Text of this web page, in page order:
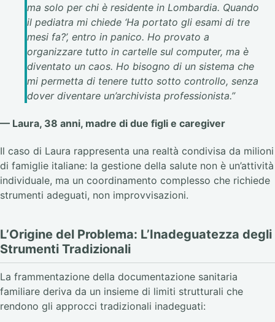
ma solo per chi è residente in Lombardia. Quando
il pediatra mi chiede ‘Ha portato gli esami di tre
mesi fa?’, entro in panico. Ho provato a
organizzare tutto in cartelle sul computer, ma è
diventato un caos. Ho bisogno di un sistema che
mi permetta di tenere tutto sotto controllo, senza
dover diventare un’archivista professionista.”
— Laura, 38 anni, madre di due figli e caregiver
Il caso di Laura rappresenta una realtà condivisa da milioni
di famiglie italiane: la gestione della salute non è un’attività
individuale, ma un coordinamento complesso che richiede
strumenti adeguati, non improvvisazioni.
L’Origine del Problema: L’Inadeguatezza degli
Strumenti Tradizionali
La frammentazione della documentazione sanitaria
familiare deriva da un insieme di limiti strutturali che
rendono gli approcci tradizionali inadeguati: